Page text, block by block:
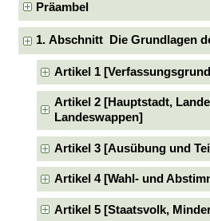
Präambel
1. Abschnitt Die Grundlagen
Artikel 1
Artikel 2 [Hauptstadt,
Landeswappen]
Artikel 3 [Ausübung und
Artikel 4 [Wahl- und
Artikel 5 [Staatsvolk,